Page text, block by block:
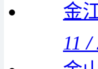
金
11 /